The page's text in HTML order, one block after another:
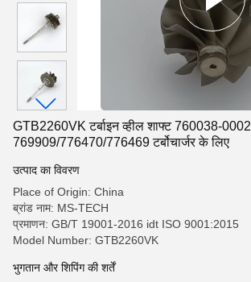
GTB2260VK टर्बाइन व्हील शाफ्ट 760038-0002
769909/776470/776469 टर्बोचार्जर के लिए
उत्पाद का विवरण
Place of Origin: China
ब्रांड नाम: MS-TECH
प्रमाणन: GB/T 19001-2016 idt ISO 9001:2015
Model Number: GTB2260VK
भुगतान और शिपिंग की शर्तें